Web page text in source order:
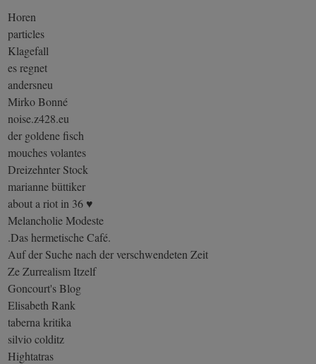
Horen
particles
Klagefall
es regnet
andersneu
Mirko Bonné
noise.z428.eu
der goldene fisch
mouches volantes
Dreizehnter Stock
marianne büttiker
about a riot in 36 ♥
Melancholie Modeste
.Das hermetische Café.
Auf der Suche nach der verschwendeten Zeit
Ze Zurrealism Itzelf
Goncourt's Blog
Elisabeth Rank
taberna kritika
silvio colditz
Hightatras